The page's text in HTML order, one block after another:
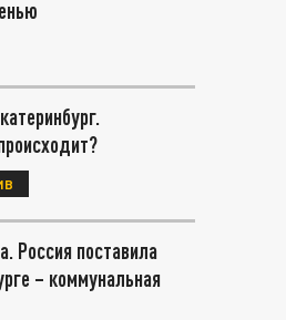
Россия поставила
– коммунальная